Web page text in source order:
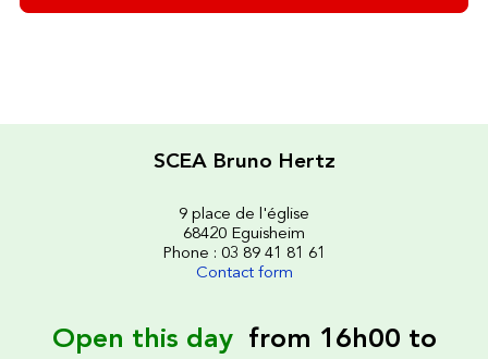
SCEA Bruno Hertz
9 place de l'église
68420 Eguisheim
Phone : 03 89 41 81 61
Contact form
Open this day from 16h00 to